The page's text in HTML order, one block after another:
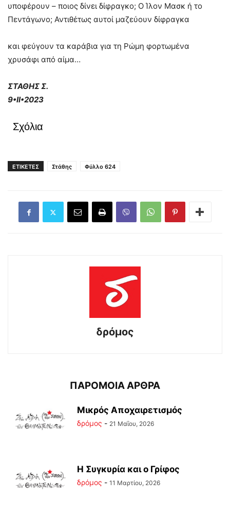
υποφέρουν – ποιος δίνει δίφραγκο; Ο Ίλον Μασκ ή το
Πεντάγωνο; Αντιθέτως αυτοί μαζεύουν δίφραγκα
και φεύγουν τα καράβια για τη Ρώμη φορτωμένα
χρυσάφι από αίμα…
ΣΤΑΘΗΣ Σ.
9•II•2023
Σχόλια
ΕΤΙΚΕΤΕΣ Στάθης Φύλλο 624
δρόμος
ΠΑΡΟΜΟΙΑ ΑΡΘΡΑ
Μικρός Αποχαιρετισμός
δρόμος - 21 Μαΐου, 2026
Η Συγκυρία και ο Γρίφος
δρόμος - 11 Μαρτίου, 2026